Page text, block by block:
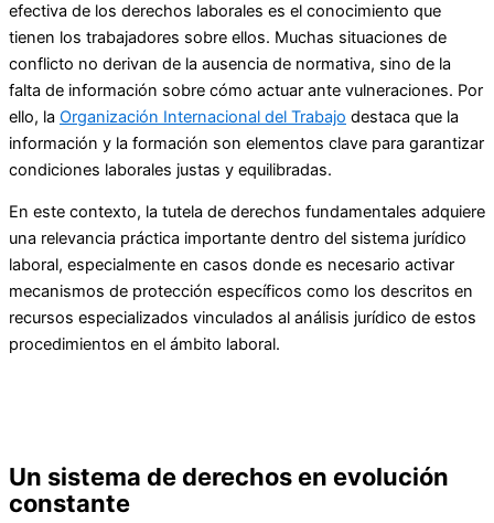
efectiva de los derechos laborales es el conocimiento que
tienen los trabajadores sobre ellos. Muchas situaciones de
conflicto no derivan de la ausencia de normativa, sino de la
falta de información sobre cómo actuar ante vulneraciones. Por
ello, la Organización Internacional del Trabajo destaca que la
información y la formación son elementos clave para garantizar
condiciones laborales justas y equilibradas.
En este contexto, la tutela de derechos fundamentales adquiere
una relevancia práctica importante dentro del sistema jurídico
laboral, especialmente en casos donde es necesario activar
mecanismos de protección específicos como los descritos en
recursos especializados vinculados al análisis jurídico de estos
procedimientos en el ámbito laboral.
Un sistema de derechos en evolución
constante